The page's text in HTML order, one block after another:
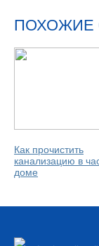
ПОХОЖИЕ
Как прочистить
канализацию в
доме